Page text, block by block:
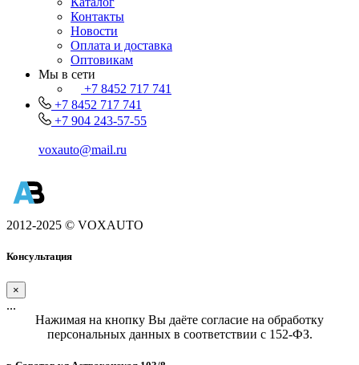
Контакты
Новости
Оплата и доставка
Оптовикам
Мы в сети
+7 8452 717 741
+7 8452 717 741
+7 904 243-57-55
voxauto@mail.ru
2012-2025 © VOXAUTO
Консультация
×
...
Нажимая на кнопку Вы даёте согласие на обработку
персональных данных в соответствии с 152-ФЗ.